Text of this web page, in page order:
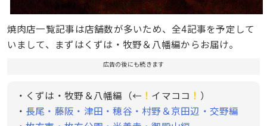
焼肉店一覧記事は店舗数が多いため、全4記事を予定して
いまして、まずはくずは・牧野＆八幡編からお届け。
広告の後にも続きます
・くずは・牧野＆八幡編（← ！ イマココ ！ ）
・ 長尾・藤阪・津田・穂谷・村野＆京田辺・交野編